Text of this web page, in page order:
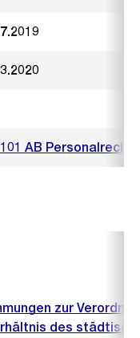
AB
zur
des